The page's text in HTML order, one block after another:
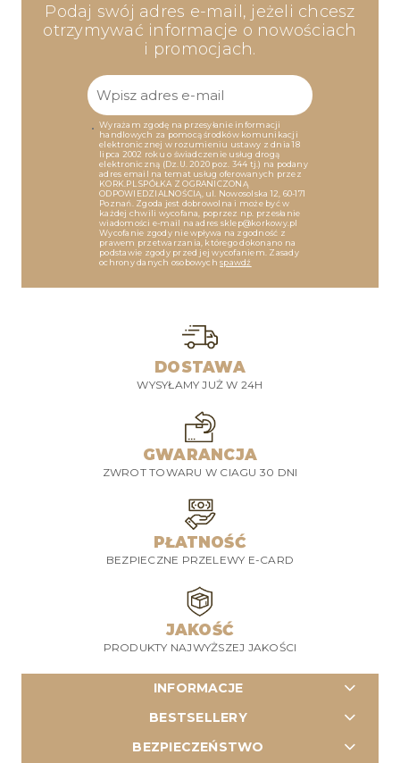
Podaj swój adres e-mail, jeżeli chcesz
otrzymywać informacje o nowościach
i promocjach.
Wyrażam zgodę na przesyłanie informacji
handlowych za pomocą środków komunikacji
elektronicznej w rozumieniu ustawy z dnia 18
lipca 2002 roku o świadczenie usług drogą
elektroniczną (Dz.U. 2020 poz. 344 tj.) na podany
adres email na temat usług oferowanych przez
KORK.PL SPÓŁKA Z OGRANICZONĄ
ODPOWIEDZIALNOŚCIĄ, ul. Nowosolska 12, 60-171
Poznań. Zgoda jest dobrowolna i może być w
każdej chwili wycofana, poprzez np. przesłanie
wiadomości e-mail na adres sklep@korkowy.pl
Wycofanie zgody nie wpływa na zgodność z
prawem przetwarzania, którego dokonano na
podstawie zgody przed jej wycofaniem. Zasady
ochrony danych osobowychspawdź
DOSTAWA
WYSYŁAMY JUŻ W 24H
GWARANCJA
ZWROT TOWARU W CIAGU 30 DNI
PŁATNOŚĆ
BEZPIECZNE PRZELEWY E-CARD
JAKOŚĆ
PRODUKTY NAJWYŻSZEJ JAKOŚCI
INFORMACJE
BESTSELLERY
BEZPIECZEŃSTWO